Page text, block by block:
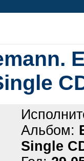
Альбом:
Single